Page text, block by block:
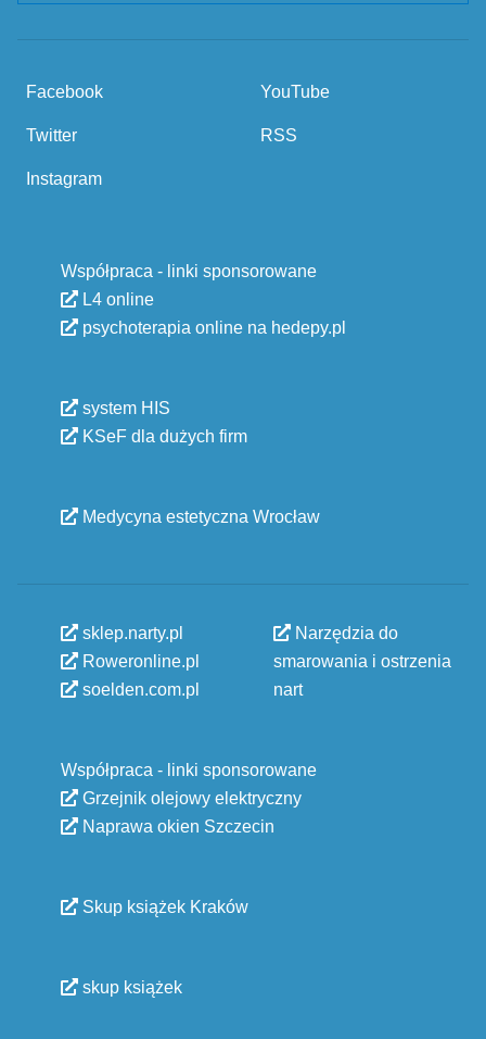
Facebook
Twitter
Instagram
YouTube
RSS
Współpraca - linki sponsorowane
L4 online
psychoterapia online na hedepy.pl
system HIS
KSeF dla dużych firm
Medycyna estetyczna Wrocław
sklep.narty.pl
Roweronline.pl
soelden.com.pl
Narzędzia do
smarowania i ostrzenia
nart
Współpraca - linki sponsorowane
Grzejnik olejowy elektryczny
Naprawa okien Szczecin
Skup książek Kraków
skup książek